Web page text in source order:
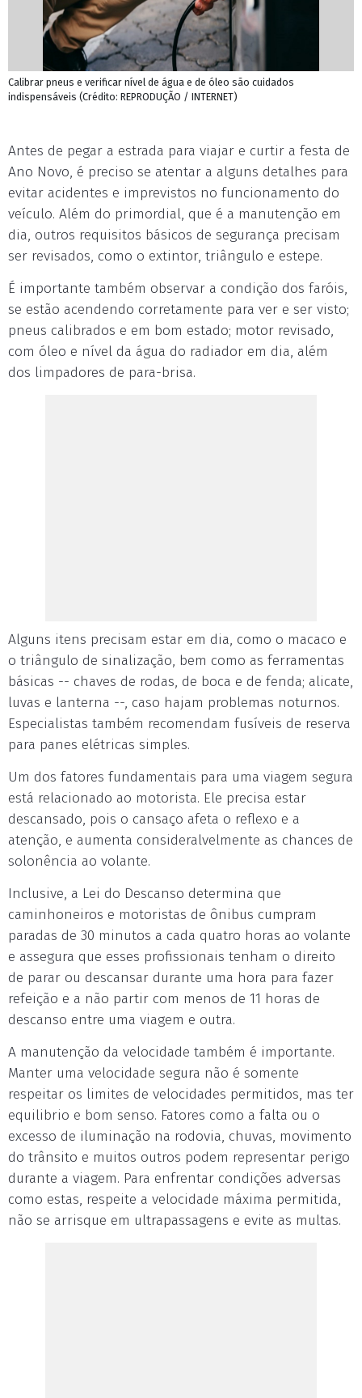
Calibrar pneus e verificar nível de água e de óleo são cuidados
indispensáveis (Crédito: REPRODUÇÃO / INTERNET)
Antes de pegar a estrada para viajar e curtir a festa de
Ano Novo, é preciso se atentar a alguns detalhes para
evitar acidentes e imprevistos no funcionamento do
veículo. Além do primordial, que é a manutenção em
dia, outros requisitos básicos de segurança precisam
ser revisados, como o extintor, triângulo e estepe.
É importante também observar a condição dos faróis,
se estão acendendo corretamente para ver e ser visto;
pneus calibrados e em bom estado; motor revisado,
com óleo e nível da água do radiador em dia, além
dos limpadores de para-brisa.
Alguns itens precisam estar em dia, como o macaco e
o triângulo de sinalização, bem como as ferramentas
básicas -- chaves de rodas, de boca e de fenda; alicate,
luvas e lanterna --, caso hajam problemas noturnos.
Especialistas também recomendam fusíveis de reserva
para panes elétricas simples.
Um dos fatores fundamentais para uma viagem segura
está relacionado ao motorista. Ele precisa estar
descansado, pois o cansaço afeta o reflexo e a
atenção, e aumenta consideralvelmente as chances de
solonência ao volante.
Inclusive, a Lei do Descanso determina que
caminhoneiros e motoristas de ônibus cumpram
paradas de 30 minutos a cada quatro horas ao volante
e assegura que esses profissionais tenham o direito
de parar ou descansar durante uma hora para fazer
refeição e a não partir com menos de 11 horas de
descanso entre uma viagem e outra.
A manutenção da velocidade também é importante.
Manter uma velocidade segura não é somente
respeitar os limites de velocidades permitidos, mas ter
equilibrio e bom senso. Fatores como a falta ou o
excesso de iluminação na rodovia, chuvas, movimento
do trânsito e muitos outros podem representar perigo
durante a viagem. Para enfrentar condições adversas
como estas, respeite a velocidade máxima permitida,
não se arrisque em ultrapassagens e evite as multas.